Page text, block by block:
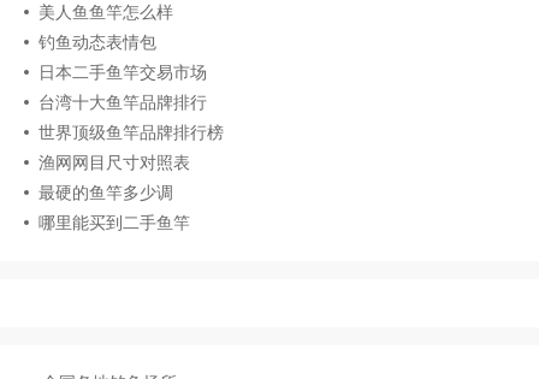
美人鱼鱼竿怎么样
钓鱼动态表情包
日本二手鱼竿交易市场
台湾十大鱼竿品牌排行
世界顶级鱼竿品牌排行榜
渔网网目尺寸对照表
最硬的鱼竿多少调
哪里能买到二手鱼竿